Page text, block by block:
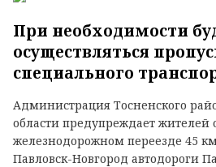
При необходимости
осуществляться
специального
Администрация Тосненского
области предупреждает жителей
железнодорожном переезде 45
Павловск-Новгород автодороги